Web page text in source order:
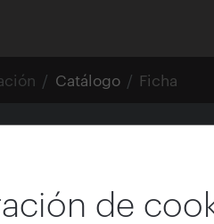
de
Catálogo Ficha
no